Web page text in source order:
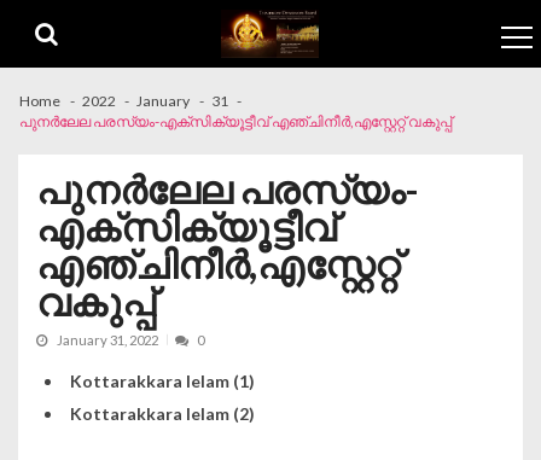
Home 2022 January
31
പുനർലേല പരസ്യം-എക്‌സിക്യൂട്ടീവ് എഞ്ചിനീർ,എസ്റ്റേറ്റ് വകുപ്പ്
പുനർലേല പരസ്യം-
എക്‌സിക്യൂട്ടീവ്
എഞ്ചിനീർ,എസ്റ്റേറ്റ്
വകുപ്പ്
January 31, 2022 0
Kottarakkara lelam (1)
Kottarakkara lelam (2)